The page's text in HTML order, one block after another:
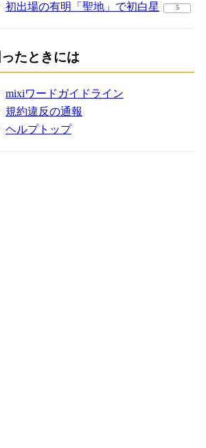
初出場の有明「聖地」で初白星 5
ったときには
mixiワードガイドライン
規約違反の通報
ヘルプトップ